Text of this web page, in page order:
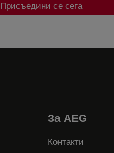
Присъедини се сега
За AEG
Контакти